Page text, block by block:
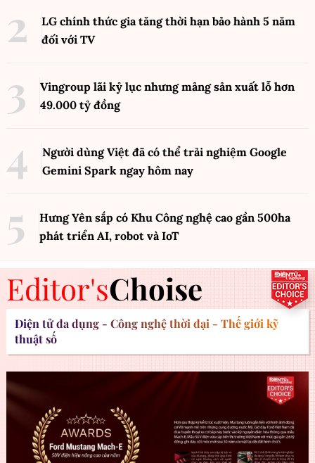
LG chính thức gia tăng thời hạn bảo hành 5 năm
đối với TV
Vingroup lãi kỷ lục nhưng mảng sản xuất lỗ hơn
49.000 tỷ đồng
Người dùng Việt đã có thể trải nghiệm Google
Gemini Spark ngay hôm nay
Hưng Yên sắp có Khu Công nghệ cao gần 500ha
phát triển AI, robot và IoT
Editor'sChoise
Điện tử đa dụng - Công nghệ thời đại - Thế giới kỹ
thuật số